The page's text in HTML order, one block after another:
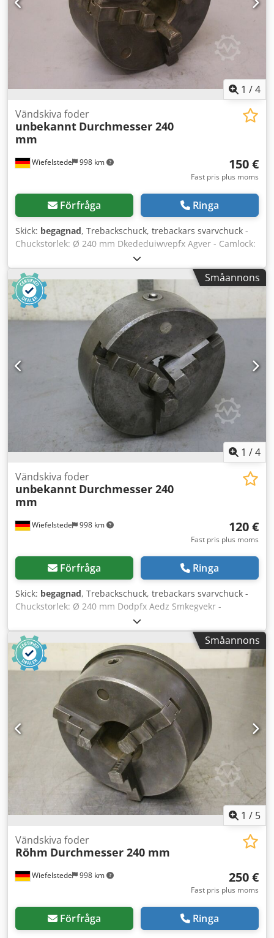
1 /4
Wiefelstede 998 km
Vändskiva foder
unbekannt Durchmesser 240
mm
150 €
Fast pris plus moms
Förfråga Ringa
Skick: begagnad, Trebackschuck, trebackars svarvchuck -
Chuckstorlek: Ø 240 mm Dkededuiwvepfx Agver - Camlock:
3-bults infästning, bultcirkel Ø 140 mm, kort kona Ø 102
mm - Genomgång: Ø 77 mm - Vikt: 29 kg
Småannons
1 /4
Wiefelstede 998 km
Vändskiva foder
unbekannt Durchmesser 240
mm
120 €
Fast pris plus moms
Förfråga Ringa
Skick: begagnad, Trebackschuck, trebackars svarvchuck -
Chuckstorlek: Ø 240 mm Dodpfx Aedz Smkegvekr -
Genomgång: Ø 77 mm - Vikt: 18 kg
Småannons
1 / 5
Wiefelstede 998 km
Vändskiva foder
Röhm Durchmesser 240 mm
250 €
Fast pris plus moms
Förfråga Ringa